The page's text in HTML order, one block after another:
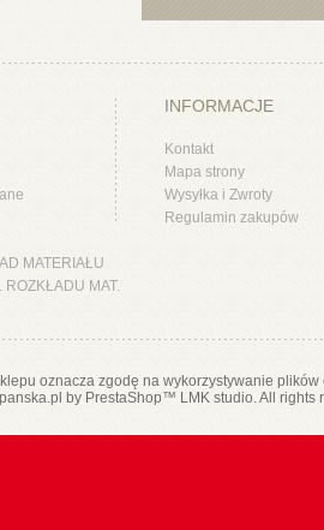
INFORMACJE
Kontakt
Mapa strony
Wysyłka i Zwroty
Regulamin zakupów
MATERIAŁU
MAT.
oznacza zgodę na wykorzystywanie
by PrestaShop™ LMK studio. All rights